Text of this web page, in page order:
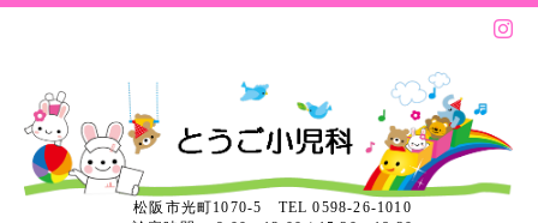
松阪市光町1070-5 TEL 0598-26-1010